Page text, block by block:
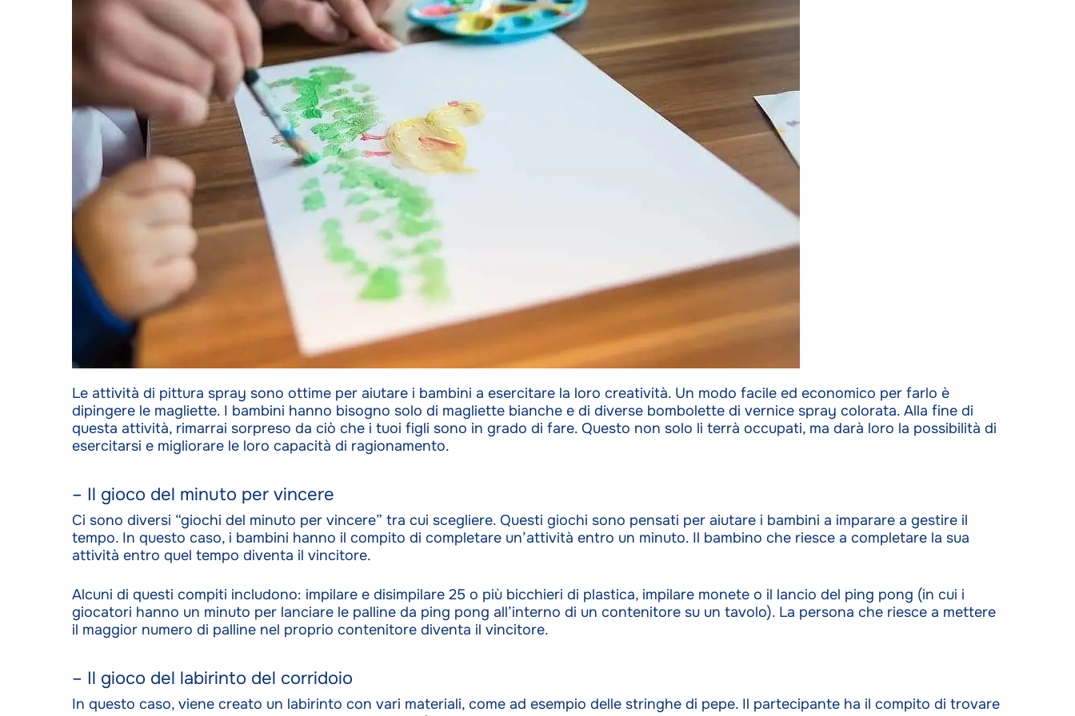
comunicare le scelte sulla privacy.
Le attività di pittura spray sono ottime per aiutare i bambini a esercitare la loro creatività. Un modo facile ed economico per farlo è
dipingere le magliette. I bambini hanno bisogno solo di magliette bianche e di diverse bombolette di vernice spray colorata. Alla fine di
questa attività, rimarrai sorpreso da ciò che i tuoi figli sono in grado di fare. Questo non solo li terrà occupati, ma darà loro la possibilità di
esercitarsi e migliorare le loro capacità di ragionamento.
– Il gioco del minuto per vincere
Ci sono diversi “giochi del minuto per vincere” tra cui scegliere. Questi giochi sono pensati per aiutare i bambini a imparare a gestire il
tempo. In questo caso, i bambini hanno il compito di completare un’attività entro un minuto. Il bambino che riesce a completare la sua
attività entro quel tempo diventa il vincitore.
Alcuni di questi compiti includono: impilare e disimpilare 25 o più bicchieri di plastica, impilare monete o il lancio del ping pong (in cui i
giocatori hanno un minuto per lanciare le palline da ping pong all’interno di un contenitore su un tavolo). La persona che riesce a mettere
il maggior numero di palline nel proprio contenitore diventa il vincitore.
– Il gioco del labirinto del corridoio
In questo caso, viene creato un labirinto con vari materiali, come ad esempio delle stringhe di pepe. Il partecipante ha il compito di trovare